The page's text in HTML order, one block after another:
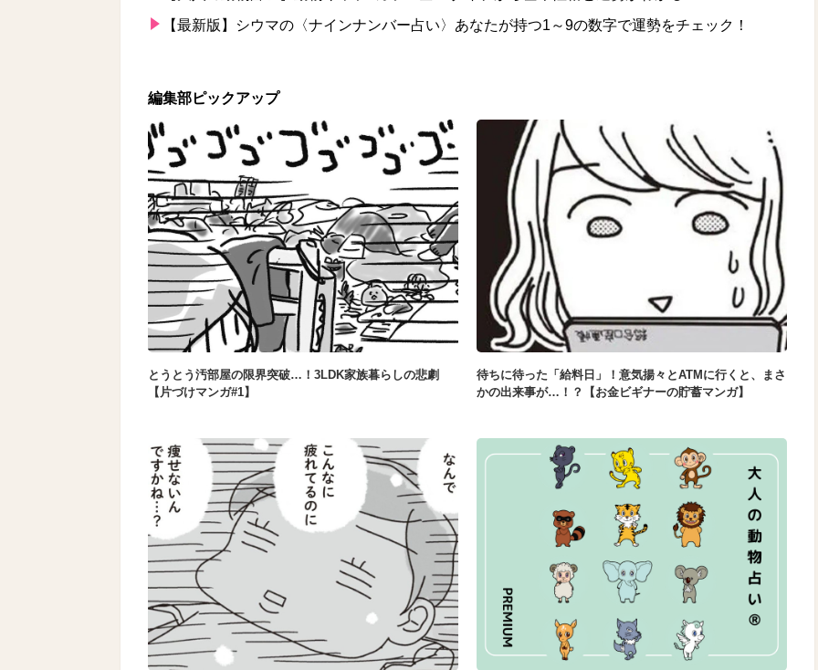
【最新版】シウマの〈ナインナンバー占い〉あなたが持つ1～9の数字で運勢をチェック！
編集部ピックアップ
とうとう汚部屋の限界突破…！3LDK家族暮らしの悲劇
【片づけマンガ#1】
待ちに待った「給料日」！意気揚々とATMに行くと、まさ
かの出来事が…！？【お金ビギナーの貯蓄マンガ】